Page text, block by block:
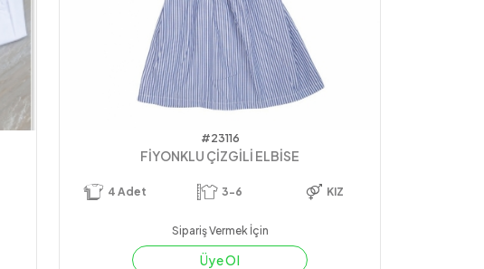
#23116
FİYONKLU ÇİZGİLİ ELBİSE
4 Adet 3-6 KIZ
Sipariş Vermek İçin
Üye Ol